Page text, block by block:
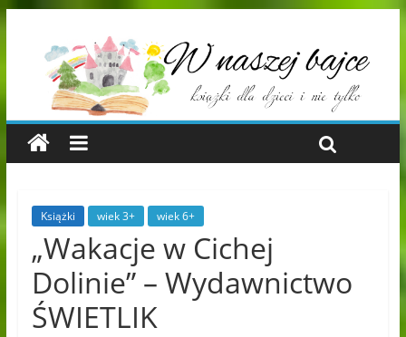
Książki wiek 3+ wiek 6+
„Wakacje w Cichej
Dolinie” – Wydawnictwo
ŚWIETLIK